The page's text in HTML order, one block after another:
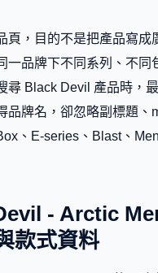
頁，目的不是把產品寫成
一品牌下不同系列、不同
尋 Black Devil 產品時，
品牌名，卻忽略副標題、
、E-series、Blast、
- Arctic
款式資料